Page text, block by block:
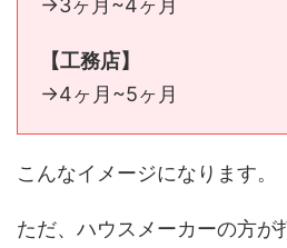
【工務店】
→4ヶ月~5ヶ月
こんなイメージになります。
ただ、ハウスメーカーの方が